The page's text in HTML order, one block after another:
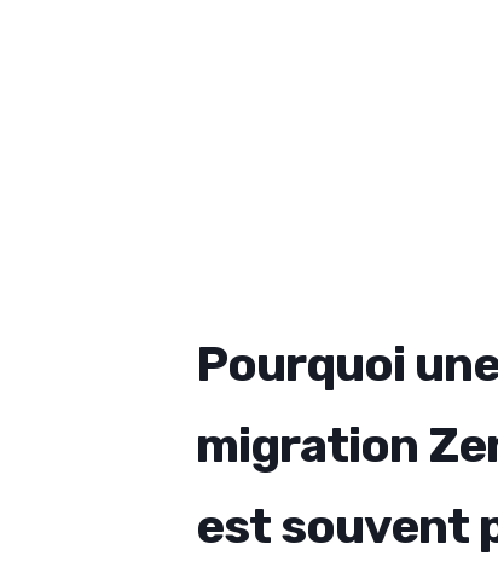
Pourquoi
migration
est souvent